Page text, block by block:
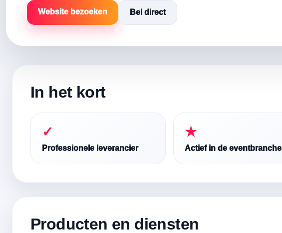
Website bezoeken Bel direct
In het kort
✓
Professionele leverancier
★
Actief in de eventbranche
Producten en diensten